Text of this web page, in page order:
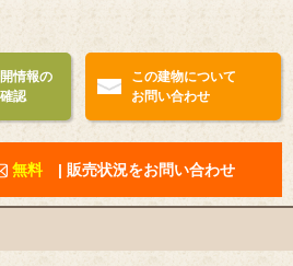
情報の
確認
この建物について
お問い合わせ
無料 | 販売状況をお問い合わせ